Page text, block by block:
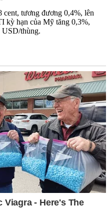
cent, tương đương 0,4%, lên
kỳ hạn của Mỹ tăng 0,3%,
USD/thùng.